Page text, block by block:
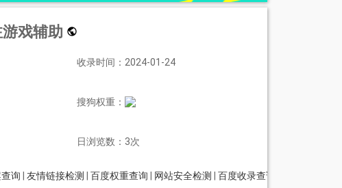
戏辅助
收录时间：2024-01-24
搜狗权重：
日浏览数：3次
查询 友情链接检测 百度权重查询 网站安全检测 百度收录查询